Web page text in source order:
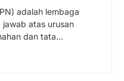
adalah lembaga
atas urusan
dan tata…